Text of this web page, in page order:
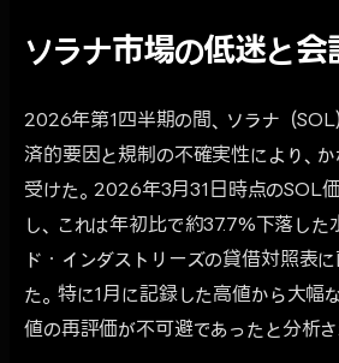
ソラナ市場の低迷と
2026年第1四半期の間、ソラナ（
済的要因と規制の不確実性により、
受けた。2026年3月31日時点のSOL
し、これは年初比で約37.7%下落した
ド・インダストリーズの貸借対照表
た。特に1月に記録した高値から大幅
値の再評価が不可避であったと分析さ